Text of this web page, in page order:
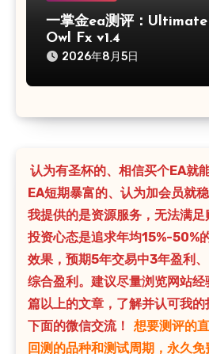
一掌金ea测评：
Owl Fx v1.4
2026年8月5日
认为有圣杯的、相信买个EA就
EA短期暴富的、认为加会员就
我提供的是资源服务，无法满
投资心态是追求年均15%-50%
效果，预期5年交易中3年盈利
综合盈利。建议尽量浏览网站
篇以上的文章，了解并认可我
下面的微信交流！
想要测评的
回测的品种和测试周期，永久免